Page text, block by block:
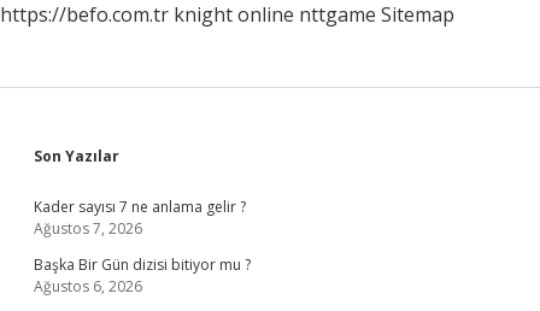
https://befo.com.tr knight online nttgame Sitemap
Sidebar
Son Yazılar
Kader sayısı 7 ne anlama gelir ?
Ağustos 7, 2026
Başka Bir Gün dizisi bitiyor mu ?
Ağustos 6, 2026